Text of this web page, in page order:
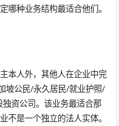
哪种业务结构最适合他们。
本人外，其他人在企业中完
坡公民/永久居民/就业护照/
资公司。该业务最适合那
不是一个独立的法人实体。